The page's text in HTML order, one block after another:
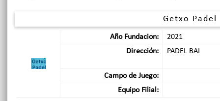
Getxo Padel
Año Fundacion:
2021
Dirección:
PADEL BAI
Campo de Juego:
Equipo Filial: